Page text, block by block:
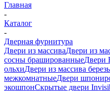
Главная
-
Каталог
-
Дверная фурнитура
Двери из массиваДвери из
сосны брашированныеДвери
ольхиДвери из массива
межкомнатныеДвери
экошпонСкрытые двери